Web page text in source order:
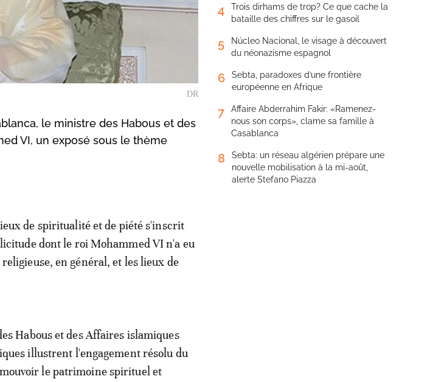
DR
le ministre des Habous et des
VI, un exposé sous le thème
de spiritualité et de piété s'inscrit
dont le roi Mohammed VI n'a eu
en général, et les lieux de
Habous et des Affaires islamiques
illustrent l'engagement résolu du
le patrimoine spirituel et
4
Trois dirhams de trop? Ce que cache la
bataille des chiffres sur le gasoil
5
Núcleo Nacional, le visage à découvert
du néonazisme espagnol
6
Sebta, paradoxes d’une frontière
européenne en Afrique
7
Affaire Abderrahim Fakir: «Ramenez-
nous son corps», clame sa famille à
Casablanca
8
Sebta: un réseau algérien prépare une
nouvelle mobilisation à la mi-août,
alerte Stefano Piazza